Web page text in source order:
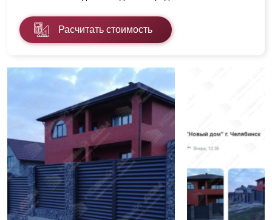
Расчитать стоимость